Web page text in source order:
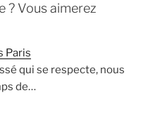
? Vous aimerez
Paris
qui se respecte, nous
de…